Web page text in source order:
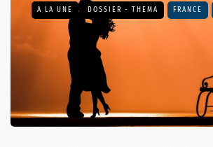
A LA UNE DOSSIER - THEMA FRANCE